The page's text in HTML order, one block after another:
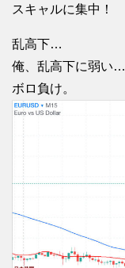
スキャルに集中！
乱高下…
俺、乱高下に弱い…
ボロ負け。